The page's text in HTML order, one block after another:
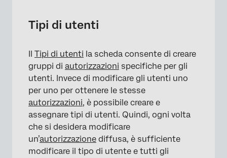
Tipi di utenti
Il Tipi di utenti la scheda consente di creare
gruppi di autorizzazioni specifiche per gli
utenti. Invece di modificare gli utenti uno
per uno per ottenere le stesse
autorizzazioni, è possibile creare e
assegnare tipi di utenti. Quindi, ogni volta
che si desidera modificare
un’autorizzazione diffusa, è sufficiente
modificare il tipo di utente e tutti gli